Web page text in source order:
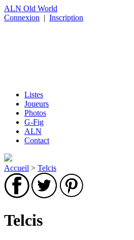
ALN Old World
Connexion | Inscription
Listes
Joueurs
Photos
G-Fig
ALN
Contact
Accueil > Telcis
Telcis